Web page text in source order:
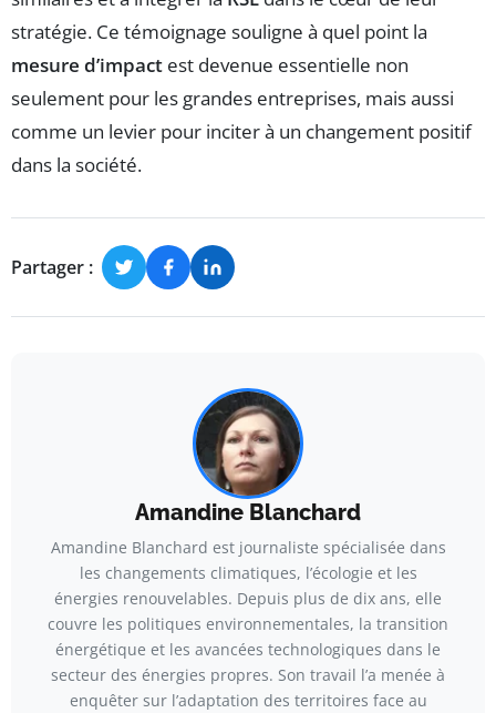
stratégie. Ce témoignage souligne à quel point la
mesure d’impact est devenue essentielle non
seulement pour les grandes entreprises, mais aussi
comme un levier pour inciter à un changement positif
dans la société.
Partager :
Amandine Blanchard
Amandine Blanchard est journaliste spécialisée dans
les changements climatiques, l’écologie et les
énergies renouvelables. Depuis plus de dix ans, elle
couvre les politiques environnementales, la transition
énergétique et les avancées technologiques dans le
secteur des énergies propres. Son travail l’a menée à
enquêter sur l’adaptation des territoires face au